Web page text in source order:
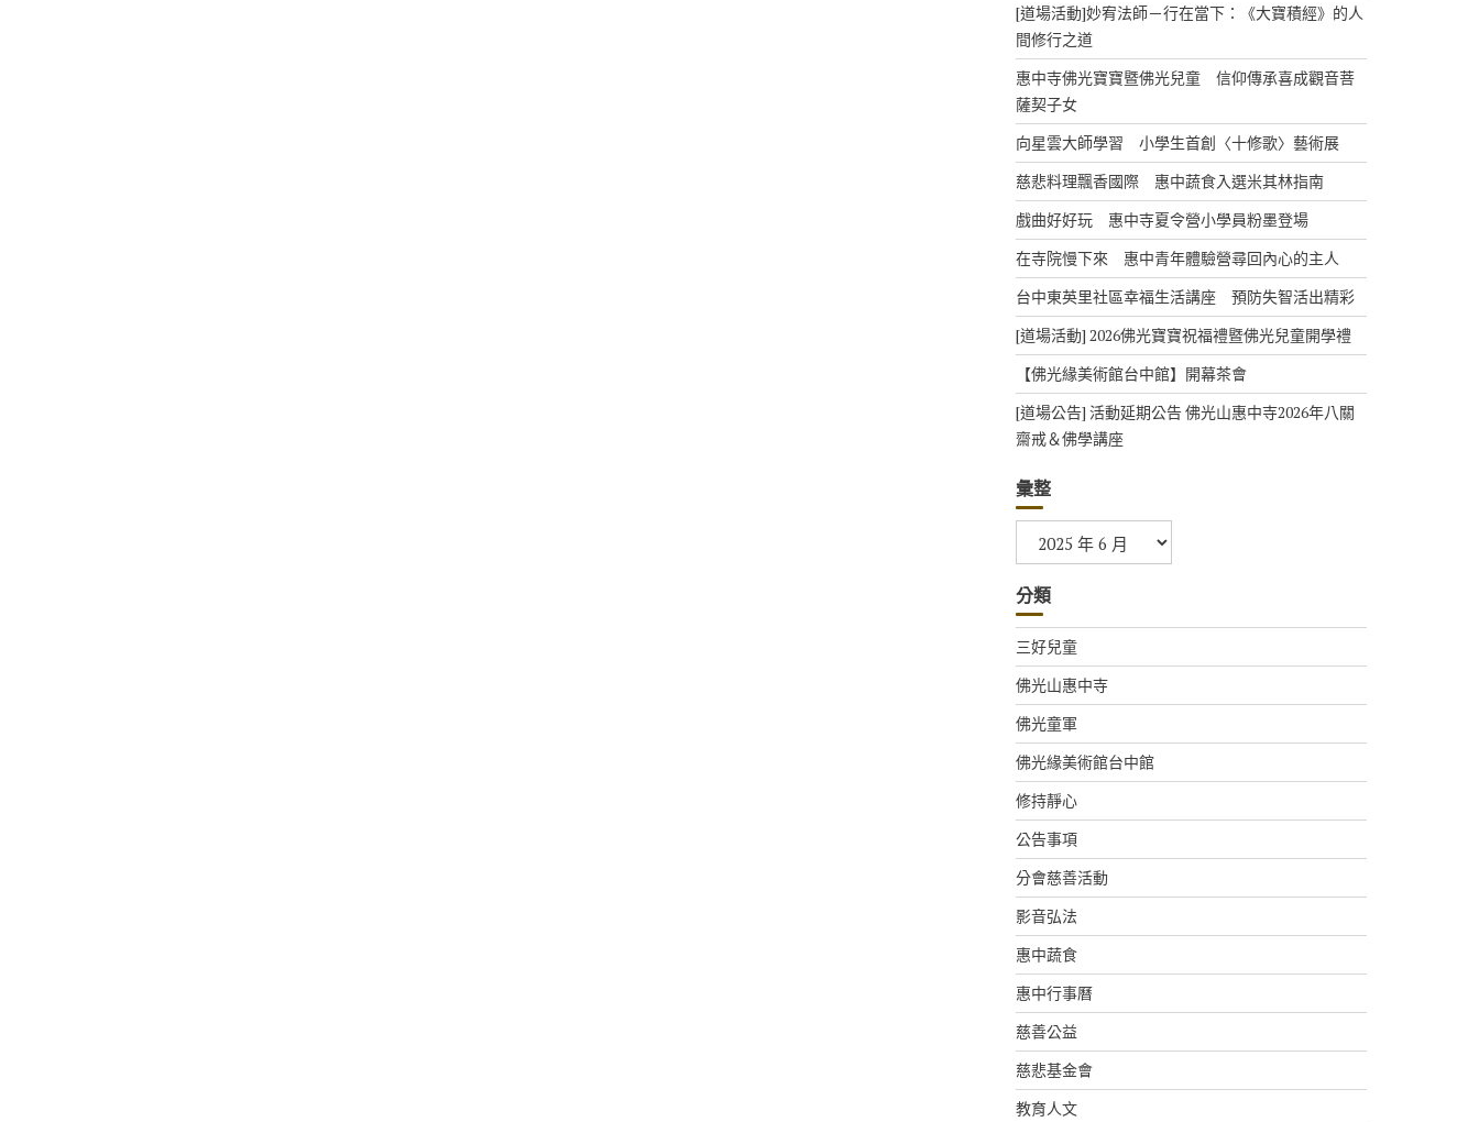
[道場活動]妙宥法師－行在當下：《大寶積經》的人
間修行之道
惠中寺佛光寶寶暨佛光兒童 信仰傳承喜成觀音菩
薩契子女
向星雲大師學習 小學生首創〈十修歌〉藝術展
慈悲料理飄香國際 惠中蔬食入選米其林指南
戲曲好好玩 惠中寺夏令營小學員粉墨登場
在寺院慢下來 惠中青年體驗營尋回內心的主人
台中東英里社區幸福生活講座 預防失智活出精彩
[道場活動] 2026佛光寶寶祝福禮暨佛光兒童開學禮
【佛光緣美術館台中館】開幕茶會
[道場公告] 活動延期公告 佛光山惠中寺2026年八關
齋戒＆佛學講座
彙整
整
分類
三好兒童
佛光山惠中寺
佛光童軍
佛光緣美術館台中館
修持靜心
公告事項
分會慈善活動
影音弘法
惠中蔬食
惠中行事曆
慈善公益
慈悲基金會
教育人文